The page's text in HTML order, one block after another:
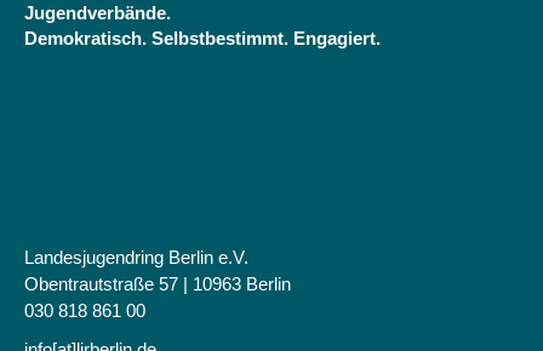
Jugendverbände.
Demokratisch. Selbstbestimmt. Engagiert.
Landesjugendring Berlin e.V.
Obentrautstraße 57 | 10963 Berlin
030 818 861 00